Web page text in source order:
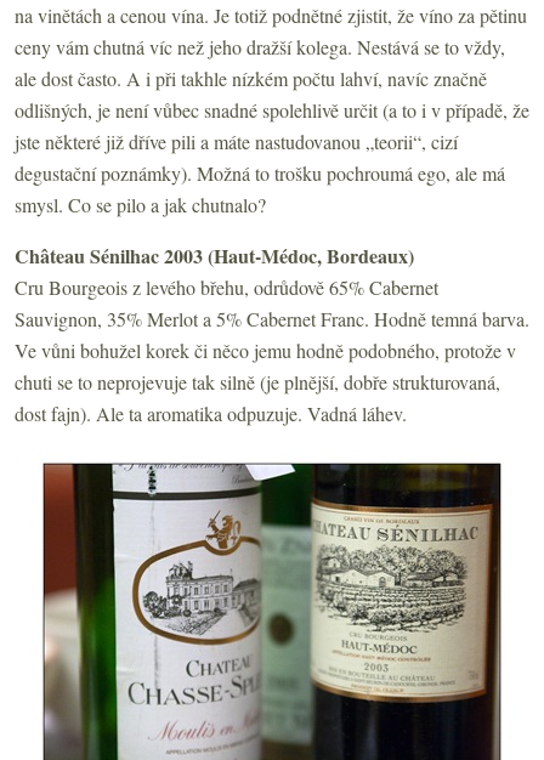
na vinětách a cenou vína. Je totiž podnětné zjistit, že víno za pětinu
ceny vám chutná víc než jeho dražší kolega. Nestává se to vždy,
ale dost často. A i při takhle nízkém počtu lahví, navíc značně
odlišných, je není vůbec snadné spolehlivě určit (a to i v případě, že
jste některé již dříve pili a máte nastudovanou „teorii“, cizí
degustační poznámky). Možná to trošku pochroumá ego, ale má
smysl. Co se pilo a jak chutnalo?
Château Sénilhac 2003 (Haut-Médoc, Bordeaux)
Cru Bourgeois z levého břehu, odrůdově 65% Cabernet
Sauvignon, 35% Merlot a 5% Cabernet Franc. Hodně temná barva.
Ve vůni bohužel korek či něco jemu hodně podobného, protože v
chuti se to neprojevuje tak silně (je plnější, dobře strukturovaná,
dost fajn). Ale ta aromatika odpuzuje. Vadná láhev.